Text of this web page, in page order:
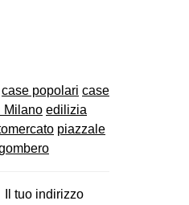
case popolari case
Milano edilizia
piazzale
Il tuo indirizzo